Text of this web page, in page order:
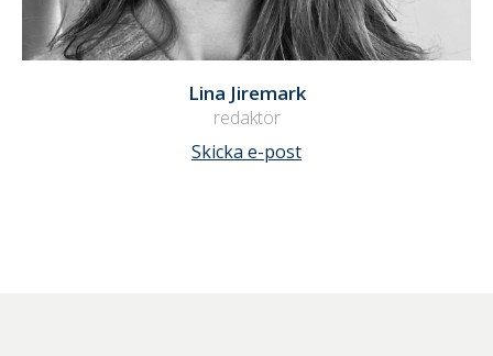
Lina Jiremark
redaktör
Skicka e-post